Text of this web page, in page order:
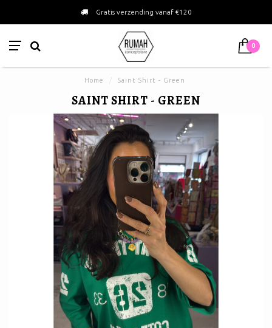
Gratis verzending vanaf €120
0
Home Saint Shirt - Green
SAINT SHIRT - GREEN